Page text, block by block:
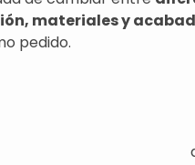
materiales y
pedido.